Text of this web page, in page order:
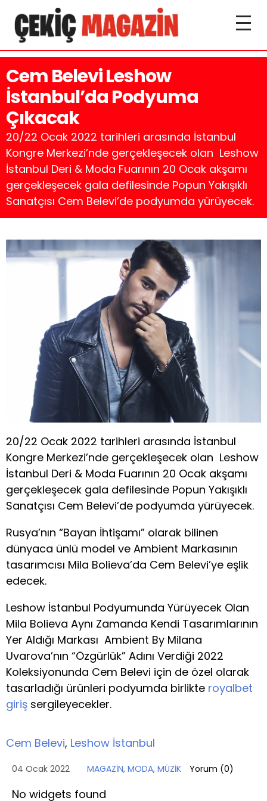
Cem Belevi Leshow
İstanbul’da Podyuma
Çıkacak
20/22 Ocak 2022 tarihleri arasında İstanbul
Kongre Merkezi’nde gerçekleşecek olan Leshow
İstanbul Deri & Moda Fuarının 20 Ocak akşamı
gerçekleşecek gala defilesinde Popun Yakışıklı
Sanatçısı Cem Belevi’de podyumda yürüyecek.
20/22 Ocak 2022 tarihleri arasında İstanbul
Kongre Merkezi’nde gerçekleşecek olan Leshow
İstanbul Deri & Moda Fuarının 20 Ocak akşamı
gerçekleşecek gala defilesinde Popun Yakışıklı
Sanatçısı Cem Belevi’de podyumda yürüyecek.
Rusya’nın “Bayan İhtişamı” olarak bilinen
dünyaca ünlü model ve Ambient Markasının
tasarımcısı Mila Bolieva’da Cem Belevi’ye eşlik
edecek.
Leshow İstanbul Podyumunda Yürüyecek Olan
Mila Bolieva Aynı Zamanda Kendi Tasarımlarının
Yer Aldığı Markası Ambient By Milana
Uvarova’nın “Özgürlük” Adını Verdiği 2022
Koleksiyonunda Cem Belevi için de özel olarak
tasarladığı ürünleri podyumda birlikte royalbet
giriş sergileyecekler.
Cem Belevi, Leshow İstanbul
04 Ocak 2022 MAGAZİN, MODA, MÜZİK Yorum (0)
No widgets found